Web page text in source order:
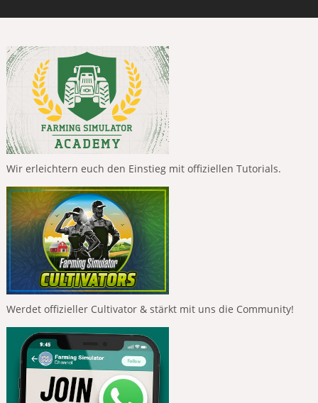
Wir erleichtern euch den Einstieg mit offiziellen Tutorials.
Werdet offizieller Cultivator & stärkt mit uns die Community!